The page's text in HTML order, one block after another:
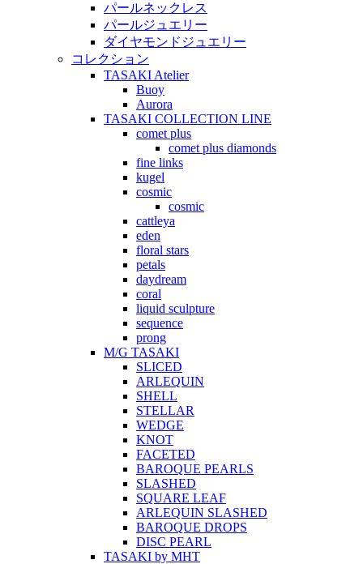
パールネックレス
パールジュエリー
ダイヤモンドジュエリー
コレクション
TASAKI Atelier
Buoy
Aurora
TASAKI COLLECTION LINE
comet plus
comet plus diamonds
fine links
kugel
cosmic
cosmic
cattleya
eden
floral stars
petals
daydream
coral
liquid sculpture
sequence
prong
M/G TASAKI
SLICED
ARLEQUIN
SHELL
STELLAR
WEDGE
KNOT
FACETED
BAROQUE PEARLS
SLASHED
SQUARE LEAF
ARLEQUIN SLASHED
BAROQUE DROPS
DISC PEARL
TASAKI by MHT